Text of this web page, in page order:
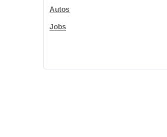
Autos
Jobs